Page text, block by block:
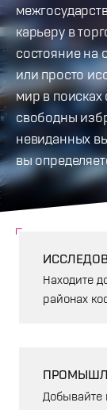
карьеру в
состояние на
или просто
мир в
свободны
невиданных
вы
Находите
районах
Добывайте